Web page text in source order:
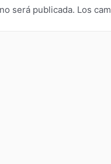
será publicada. Los